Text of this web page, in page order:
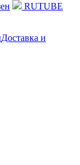
RUTUBE
Доставка и